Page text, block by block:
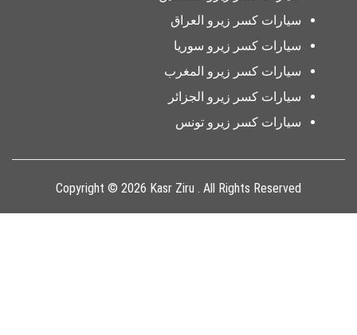
سيارات كسر زيرو العراق
سيارات كسر زيرو سوريا
سيارات كسر زيرو المغرب
سيارات كسر زيرو الجزائر
سيارات كسر زيرو تونس
Copyright © 2026 Kasr Ziru . All Rights Reserved